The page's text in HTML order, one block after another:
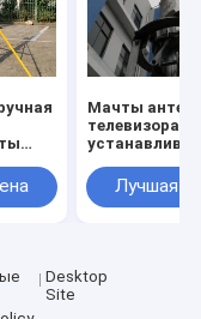
Мачты
телевизора
вверх
Лучшая
Desktop
Site